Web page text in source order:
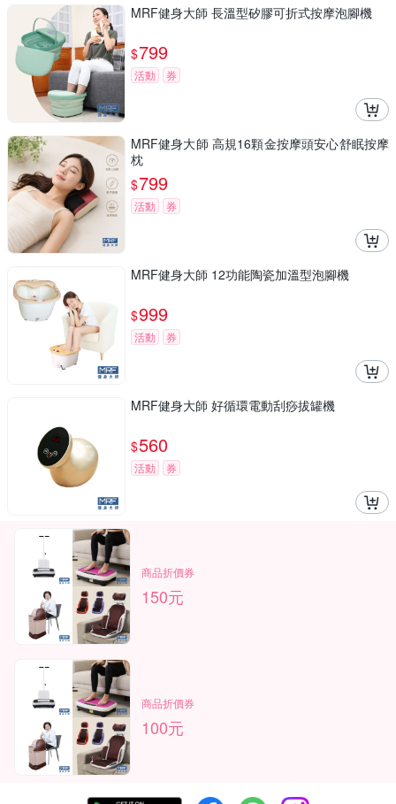
MRF健身大師 長溫型矽膠可折式按摩泡腳機
$799
活動 券
MRF健身大師 高規16顆金按摩頭安心舒眠按摩
枕
$799
活動 券
MRF健身大師 12功能陶瓷加溫型泡腳機
$999
活動 券
MRF健身大師 好循環電動刮痧拔罐機
$560
活動 券
商品折價券
150元
商品折價券
100元